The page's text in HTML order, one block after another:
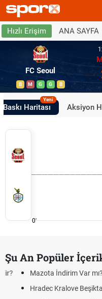
Hızlı Erişim ANA SAYFA
FC Seoul
B M G G B
Baskı Haritası
Yeni
Aksiyon
0'
Şu An Popüler
Mazota İndirim Var mı?
Hradec Kralove Beşiktaş